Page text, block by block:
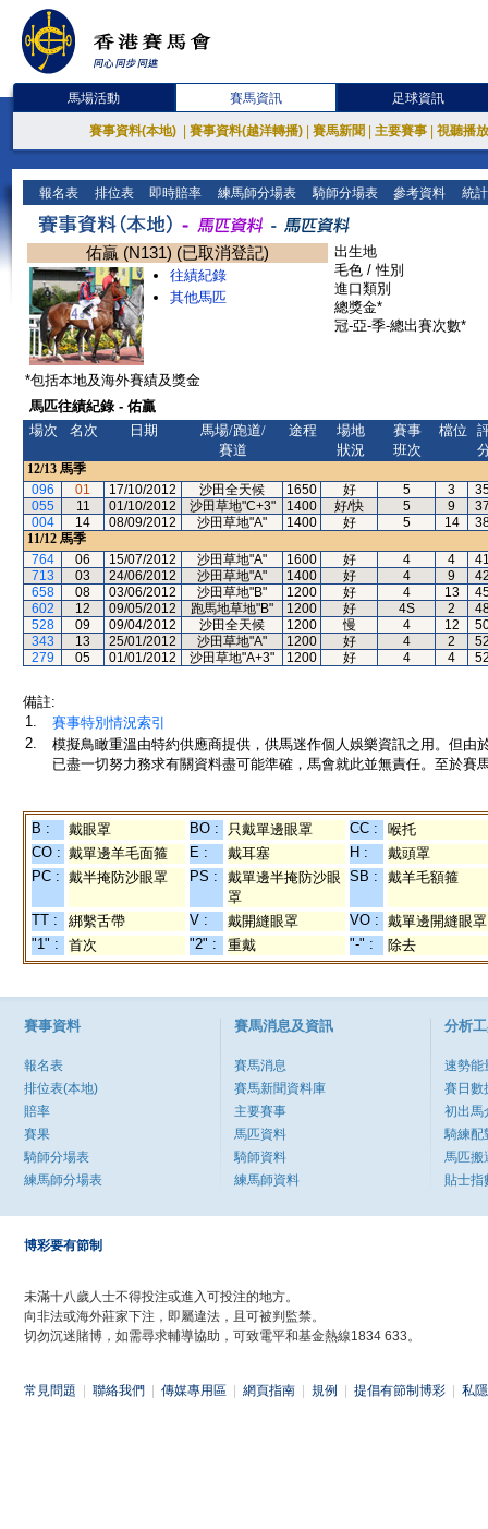
馬場活動 賽馬資訊 足球資訊
賽事資料(本地) 賽事資料(越洋轉播) 賽馬新聞 主要賽事 視聽播
報名表 排位表 即時賠率 練馬師分場表 騎師分場表 參考資料 統
佑贏 (N131) (已取消登記)
往績紀錄
其他馬匹
出生地
毛色 / 性別
進口類別
總獎金*
冠-亞-季-總出賽次數*
*包括本地及海外賽績及獎金
馬匹往績紀錄 - 佑贏
場次
名次 日期
馬場/跑道/
賽道
途程
場地
狀況
賽事
班次
檔位
12/13 馬季
096
01 17/10/2012 沙田全天候 1650 好 5 3
055
11 01/10/2012 沙田草地"C+3" 1400 好/快 5 9
004
14 08/09/2012 沙田草地"A" 1400 好 5 14
11/12 馬季
764
06 15/07/2012 沙田草地"A" 1600 好 4 4
713
03 24/06/2012 沙田草地"A" 1400 好 4 9
658
08 03/06/2012 沙田草地"B" 1200 好 4 13
602
12 09/05/2012 跑馬地草地"B" 1200 好 4S 2
528
09 09/04/2012 沙田全天候 1200 慢 4 12
343
13 25/01/2012 沙田草地"A" 1200 好 4 2
279
05 01/01/2012 沙田草地"A+3" 1200 好 4 4
備註:
1.
賽事特別情況索引
2.
模擬鳥瞰重溫由特約供應商提供，供馬迷作個人娛樂資訊之用。但
已盡一切努力務求有關資料盡可能準確，馬會就此並無責任。至於賽
B : 戴眼罩 BO : 只戴單邊眼罩 CC :
喉托
CO : 戴單邊羊毛面箍 E : 戴耳塞 H :
戴頭罩
PC : 戴半掩防沙眼罩 PS :
戴單邊半掩防沙眼
罩
SB : 戴羊毛額箍
TT : 綁繫舌帶 V : 戴開縫眼罩 VO : 戴單邊開縫眼罩
"1" :
首次 "2" : 重戴 "-" : 除去
賽事資料
報名表
排位表(本地)
賠率
賽果
騎師分場表
練馬師分場表
賽馬消息及資訊
賽馬消息
賽馬新聞資料庫
主要賽事
馬匹資料
騎師資料
練馬師資料
分析
速勢能
賽日數
初出馬
騎練配
馬匹搬
貼士指
博彩要有節制
未滿十八歲人士不得投注或進入可投注的地方。
向非法或海外莊家下注，即屬違法，且可被判監禁。
切勿沉迷賭博，如需尋求輔導協助，可致電平和基金熱線1834 633。
常見問題 聯絡我們 傳媒專用區 網頁指南 規例 提倡有節制博彩 私